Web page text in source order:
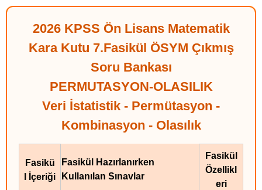
2026 KPSS Ön Lisans Matematik
Kara Kutu 7.Fasikül ÖSYM Çıkmış
Soru Bankası
PERMUTASYON-OLASILIK
Veri İstatistik - Permütasyon -
Kombinasyon - Olasılık
Fasikü
l İçeriği
Fasikül Hazırlanırken
Kullanılan Sınavlar
Fasikül
Özellikl
eri